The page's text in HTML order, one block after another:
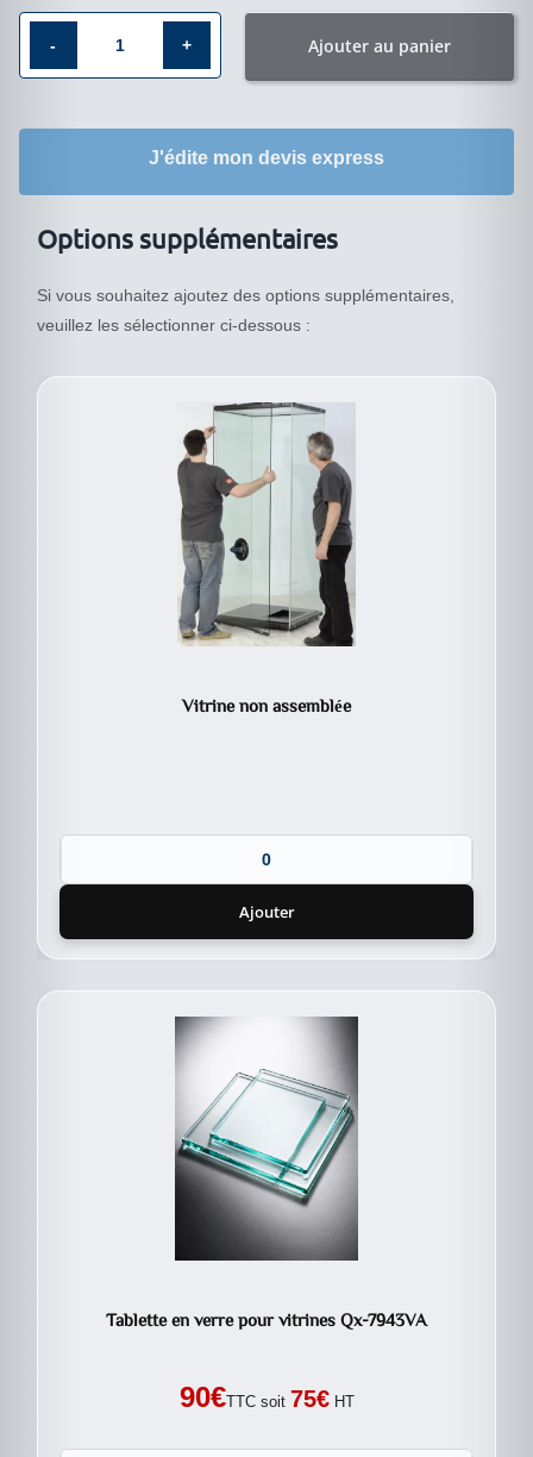
Vitrine
largeur
80cm
7943VA
Ajouter au panier
J'édite mon devis express
Options supplémentaires
Si vous souhaitez ajoutez des options supplémentaires,
veuillez les sélectionner ci-dessous :
Vitrine non assemblée
Ajouter
Tablette en verre pour vitrines Qx-7943VA
90€TTC soit 75€HT